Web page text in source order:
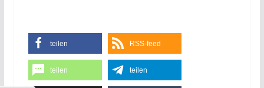
teilen RSS-feed
teilen teilen